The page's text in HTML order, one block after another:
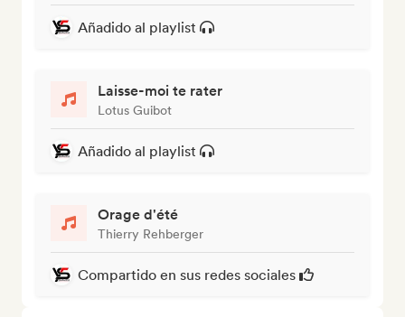
Añadido al playlist
Laisse-moi te rater
Lotus Guibot
Añadido al playlist
Orage d'été
Thierry Rehberger
Compartido en sus redes sociales